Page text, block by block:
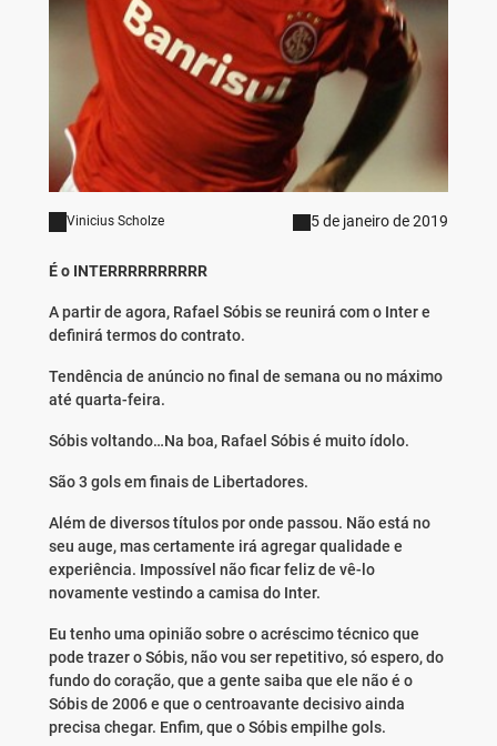
Vinicius Scholze 5 de janeiro de 2019
É o INTERRRRRRRRRR
A partir de agora, Rafael Sóbis se reunirá com o Inter e
definirá termos do contrato.
Tendência de anúncio no final de semana ou no máximo
até quarta-feira.
Sóbis voltando…Na boa, Rafael Sóbis é muito ídolo.
São 3 gols em finais de Libertadores.
Além de diversos títulos por onde passou. Não está no
seu auge, mas certamente irá agregar qualidade e
experiência. Impossível não ficar feliz de vê-lo
novamente vestindo a camisa do Inter.
Eu tenho uma opinião sobre o acréscimo técnico que
pode trazer o Sóbis, não vou ser repetitivo, só espero, do
fundo do coração, que a gente saiba que ele não é o
Sóbis de 2006 e que o centroavante decisivo ainda
precisa chegar. Enfim, que o Sóbis empilhe gols.